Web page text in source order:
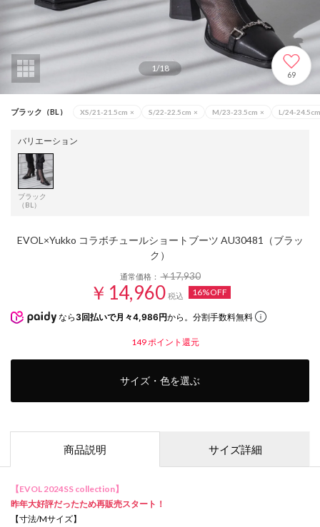
1/18
69
ブラック（BL） XS/21-21.5cm × S/22-22.5cm × M/23-23.5cm × L/24-24.5cm
バリエーション
ブラック
（BL）
EVOL×Yukko コラボチュールショートブーツ AU30481（ブラッ
ク）
通常価格：￥17,930
￥14,960 税込 16%OFF
なら 3回払いで月々4,986円から。分割手数料無料
149 ポイント還元
サイズ・色を選ぶ
商品説明 サイズ詳細
【EVOL 2024SS collection】
昨年大好評だったため再販売スタート！
【寸法/Mサイズ】